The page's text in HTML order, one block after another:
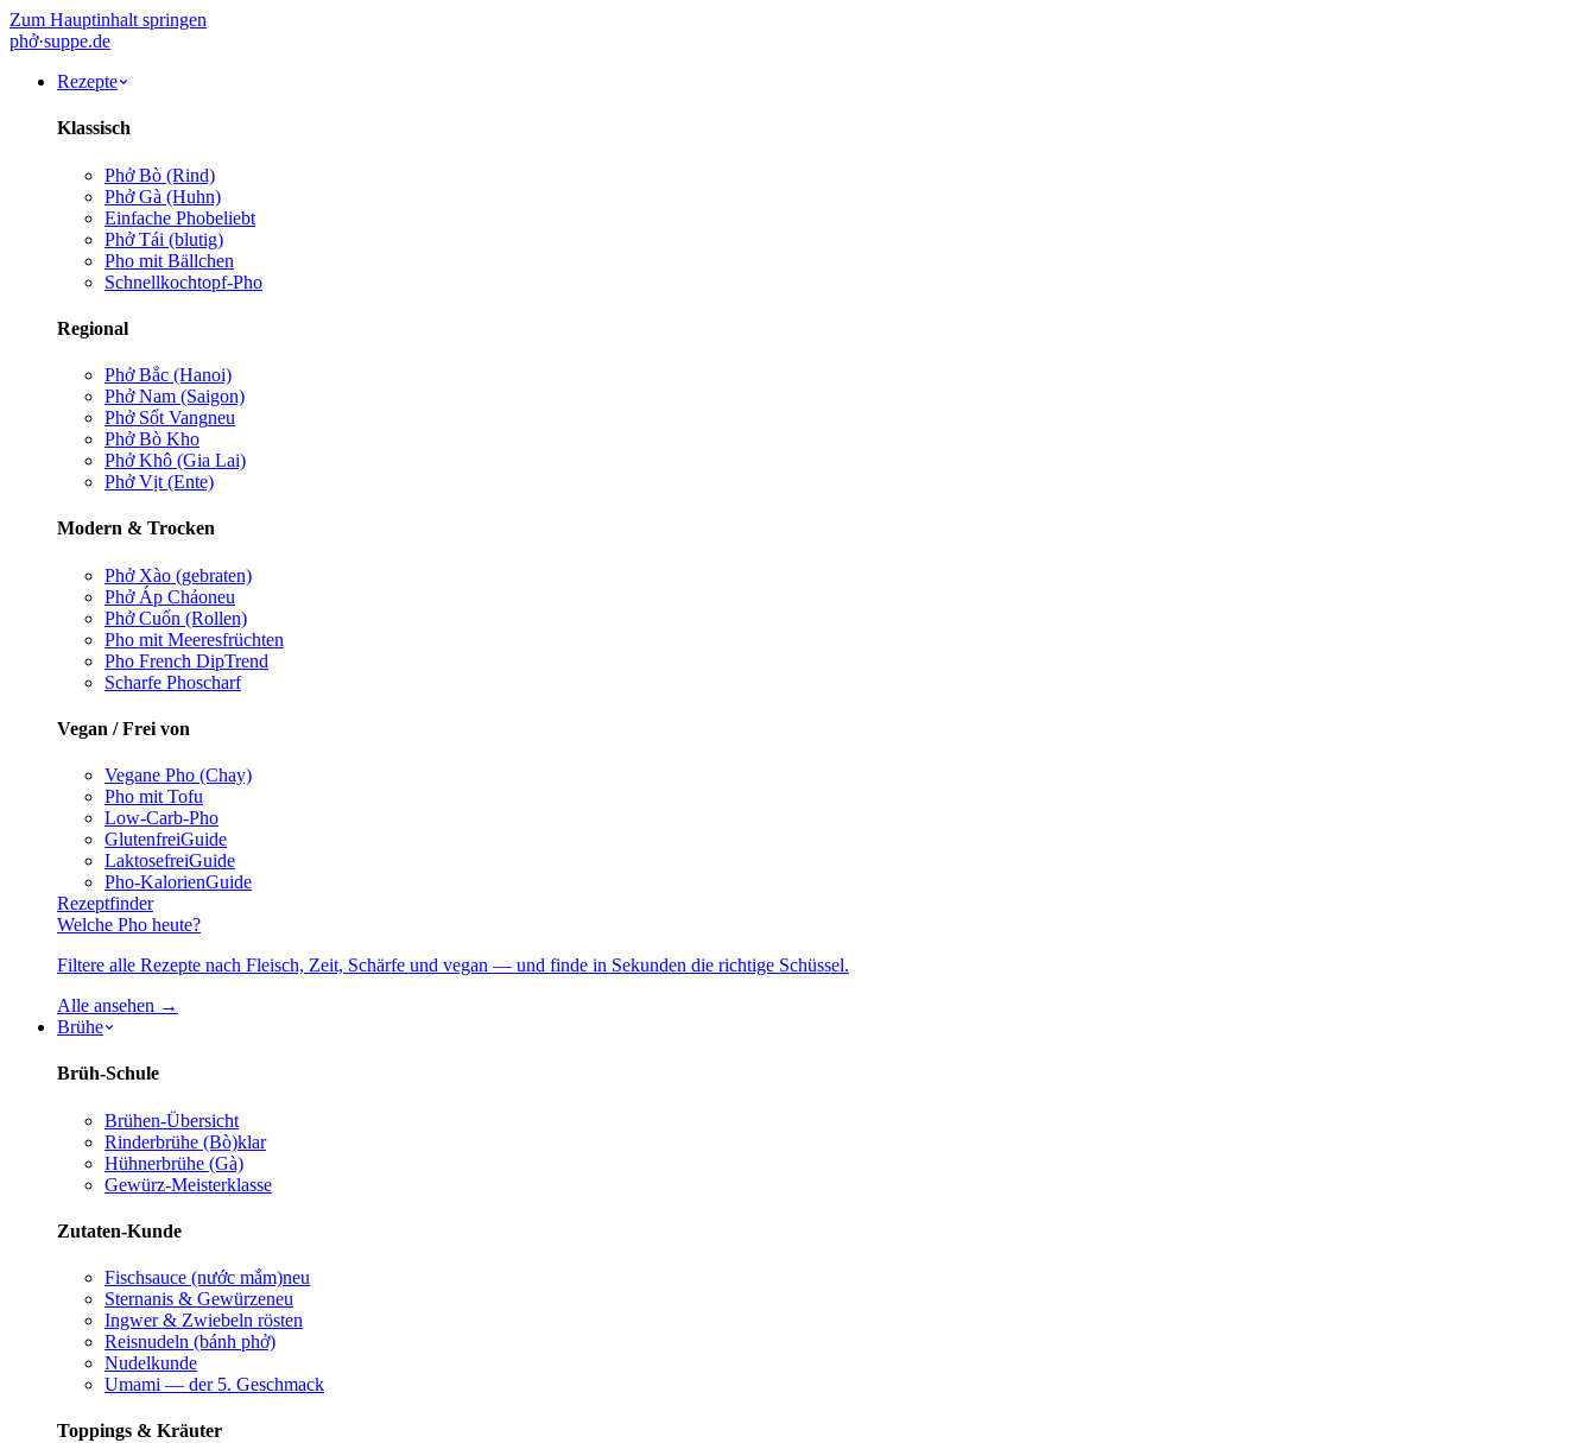
Zum Hauptinhalt springen
phở·suppe.de
Rezepte
Klassisch
Phở Bò (Rind)
Phở Gà (Huhn)
Einfache Phobeliebt
Phở Tái (blutig)
Pho mit Bällchen
Schnellkochtopf-Pho
Regional
Phở Bắc (Hanoi)
Phở Nam (Saigon)
Phở Sốt Vangneu
Phở Bò Kho
Phở Khô (Gia Lai)
Phở Vịt (Ente)
Modern & Trocken
Phở Xào (gebraten)
Phở Áp Chảoneu
Phở Cuốn (Rollen)
Pho mit Meeresfrüchten
Pho French DipTrend
Scharfe Phoscharf
Vegan / Frei von
Vegane Pho (Chay)
Pho mit Tofu
Low-Carb-Pho
GlutenfreiGuide
LaktosefreiGuide
Pho-KalorienGuide
Rezeptfinder
Welche Pho heute?
Filtere alle Rezepte nach Fleisch, Zeit, Schärfe und vegan — und finde in Sekunden die richtige Schüssel.
Alle ansehen →
Brühe
Brüh-Schule
Brühen-Übersicht
Rinderbrühe (Bò)klar
Hühnerbrühe (Gà)
Gewürz-Meisterklasse
Zutaten-Kunde
Fischsauce (nước mắm)neu
Sternanis & Gewürzeneu
Ingwer & Zwiebeln rösten
Reisnudeln (bánh phở)
Nudelkunde
Umami — der 5. Geschmack
Toppings & Kräuter